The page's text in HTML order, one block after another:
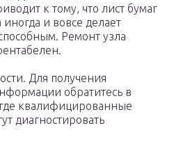
к тому, что лист бумаг
иногда и вовсе делает
Ремонт узла
Для получения
обратитесь в
квалифицированные
диагностировать